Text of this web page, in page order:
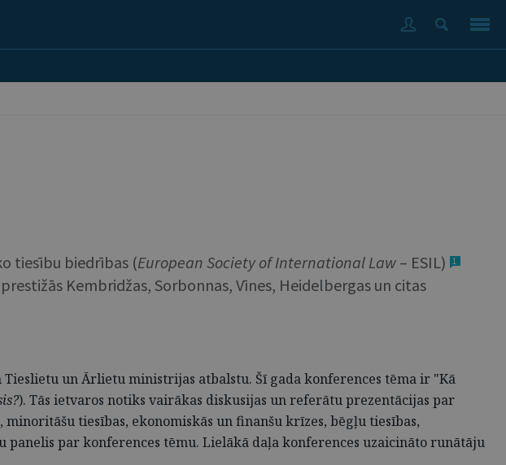
tiesību biedrības (European Society of International Law – ESIL) 1
Kembridžas, Sorbonnas, Vīnes, Heidelbergas un citas
un Ārlietu ministrijas atbalstu. Šī gada konferences tēma ir "Kā
). Tās ietvaros notiks vairākas diskusijas un referātu prezentācijas par
tiesības, ekonomiskās un finanšu krīzes, bēgļu tiesības,
par konferences tēmu. Lielākā daļa konferences uzaicināto runātāju